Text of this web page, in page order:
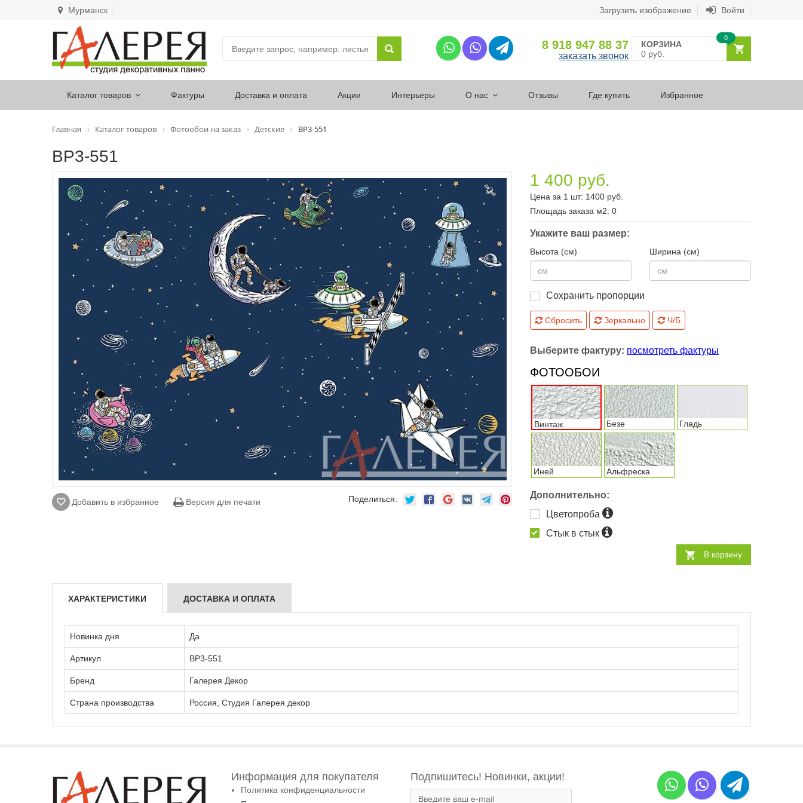
Мурманск Загрузить изображение Войти
8 918 947 88 37
заказать звонок
КОРЗИНА
0 руб.
0
Каталог товаров Фактуры Доставка и оплата Акции Интерьеры О нас Отзывы Где купить Избранное
Главная Каталог товаров Фотообои на заказ Детские ВР3-551
ВР3-551
Добавить в избранное Версия для печати Поделиться:
1 400 руб.
Цена за 1 шт: 1400 руб.
Площадь заказа м2: 0
Укажите ваш размер:
Высота (см) Ширина (см)
Сохранить пропорции
Сбросить Зеркально Ч/Б
Выберите фактуру: посмотреть фактуры
ФОТООБОИ
Винтаж Безе Гладь
Иней Альфреска
Дополнительно:
Цветопроба
Стык в стык
В корзину
ХАРАКТЕРИСТИКИ ДОСТАВКА И ОПЛАТА
Новинка дня Да
Артикул ВР3-551
Бренд Галерея Декор
Страна производства Россия, Студия Галерея декор
Информация для покупателя
Политика конфиденциальности
Подпишитесь! Новинки, акции!